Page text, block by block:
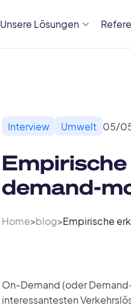
Unsere Lösungen
Home>blog>Empirische
demand-
Interview Umwelt 05/
On-Demand (oder
interessantesten